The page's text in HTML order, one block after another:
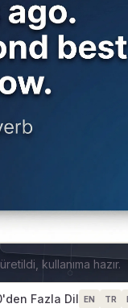
kullanıma hazır.
Fazla Dil EN TR